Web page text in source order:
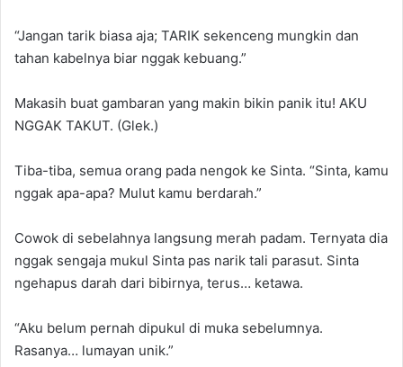
“Jangan tarik biasa aja; TARIK sekenceng mungkin dan
tahan kabelnya biar nggak kebuang.”
Makasih buat gambaran yang makin bikin panik itu! AKU
NGGAK TAKUT. (Glek.)
Tiba-tiba, semua orang pada nengok ke Sinta. “Sinta, kamu
nggak apa-apa? Mulut kamu berdarah.”
Cowok di sebelahnya langsung merah padam. Ternyata dia
nggak sengaja mukul Sinta pas narik tali parasut. Sinta
ngehapus darah dari bibirnya, terus… ketawa.
“Aku belum pernah dipukul di muka sebelumnya.
Rasanya… lumayan unik.”